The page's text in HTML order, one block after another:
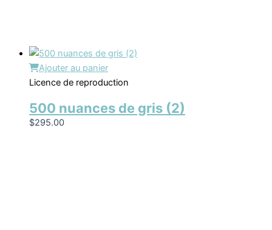
Ajouter au panier
Licence de reproduction
500 nuances de gris (2)
$295.00